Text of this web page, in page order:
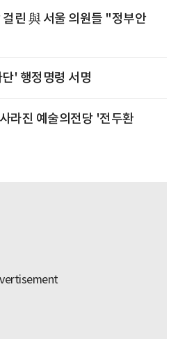
린 與 서울 의원들 "정부안
' 행정명령 서명
라진 예술의전당 '전두환